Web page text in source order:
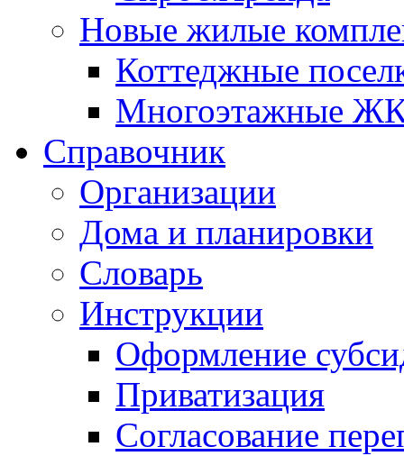
Новые жилые
Коттеджные
Многоэтажные
Справочник
Организации
Дома и планировки
Словарь
Инструкции
Оформление
Приватизация
Согласование